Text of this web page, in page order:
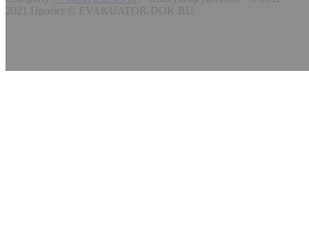
2021 Проект © EVAKUATOR-DOK.RU